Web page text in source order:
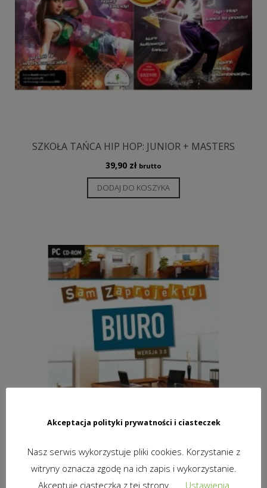
SZKOŁA TAŃCA HIP HOP: JUNIOR + MASTERS
39,90 zł brutto
DODAJ DO KOSZYKA
Akceptacja polityki prywatności i ciasteczek
Nasz serwis wykorzystuje pliki cookies. Korzystanie z
witryny oznacza zgodę na ich zapis i wykorzystanie.
Akceptuję ciasteczka z tej strony.
Ustawienia